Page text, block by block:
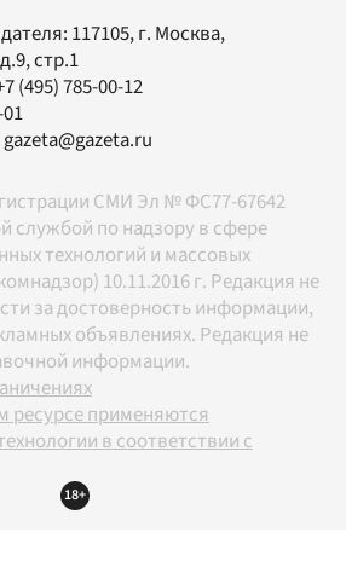
117105, г. Москва,
стр.1
(495) 785-00-12
gazeta@gazeta.ru
СМИ Эл № ФС77-67642
службой по надзору в сфере
технологий и массовых
10.11.2016 г. Редакция не
за достоверность информации,
объявлениях. Редакция не
информации.
применяются
в соответствии с
18+